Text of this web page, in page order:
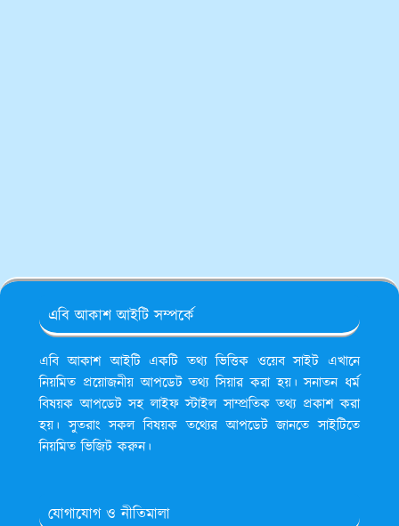
এবি আকাশ আইটি সম্পর্কে
এবি আকাশ আইটি একটি তথ্য ভিত্তিক ওয়েব সাইট এখানে
নিয়মিত প্রয়োজনীয় আপডেট তথ্য সিয়ার করা হয়। সনাতন ধর্ম
বিষয়ক আপডেট সহ লাইফ স্টাইল সাম্প্রতিক তথ্য প্রকাশ করা
হয়। সুতরাং সকল বিষয়ক তথ্যের আপডেট জানতে সাইটিতে
নিয়মিত ভিজিট করুন।
যোগাযোগ ও নীতিমালা